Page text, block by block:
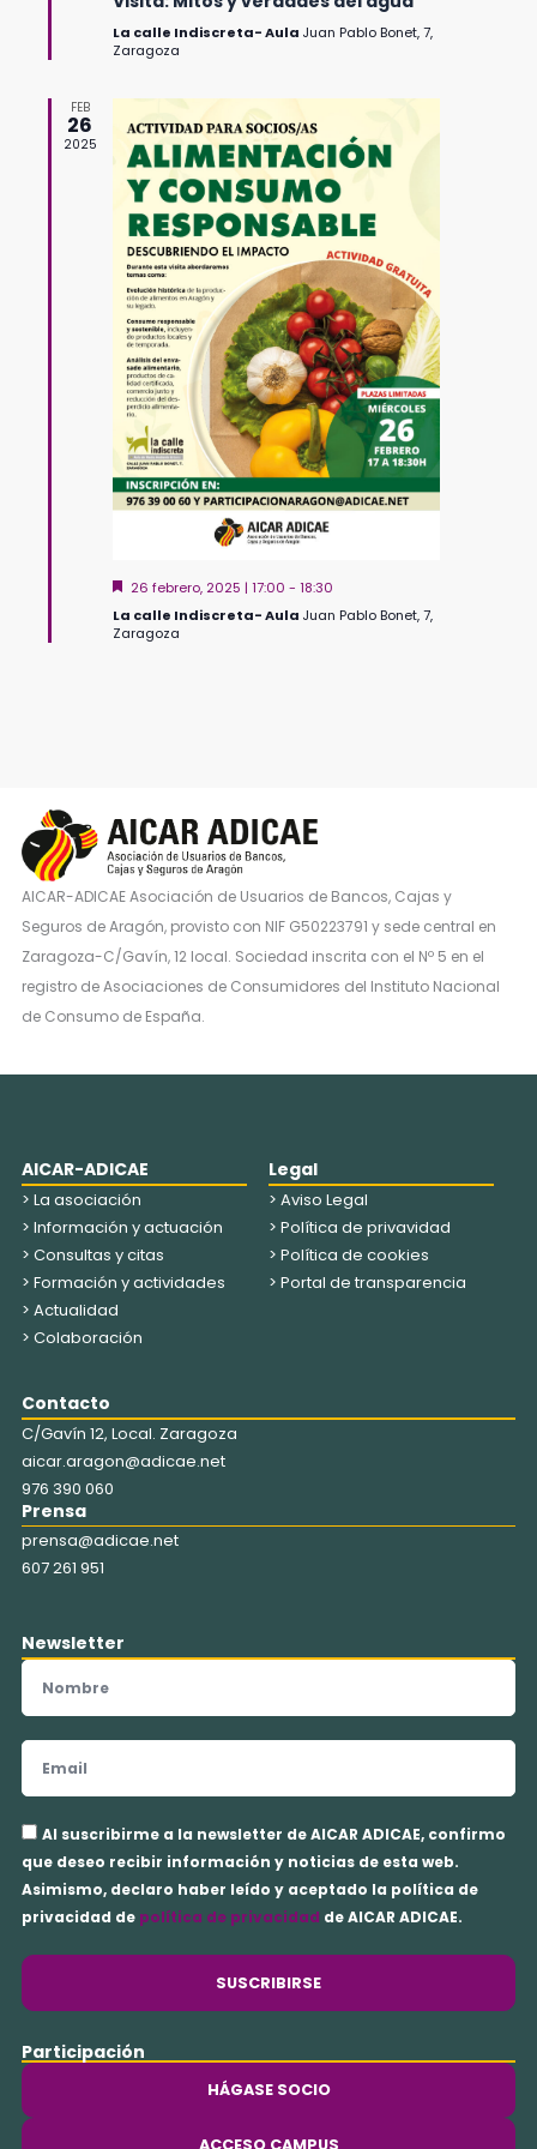
La calle Indiscreta- Aula Juan Pablo Bonet, 7,
Zaragoza
FEB
26
2025
Destacado
26 febrero, 2025 | 17:00 - 18:30
La calle Indiscreta- Aula Juan Pablo Bonet, 7,
Zaragoza
AICAR-ADICAE Asociación de Usuarios de Bancos, Cajas y
Seguros de Aragón, provisto con NIF G50223791 y sede central en
Zaragoza-C/Gavín, 12 local. Sociedad inscrita con el Nº 5 en el
registro de Asociaciones de Consumidores del Instituto Nacional
de Consumo de España.
AICAR-ADICAE
> La asociación
> Información y actuación
> Consultas y citas
> Formación y actividades
> Actualidad
> Colaboración
Legal
> Aviso Legal
> Política de privavidad
> Política de cookies
> Portal de transparencia
Contacto
C/Gavín 12, Local. Zaragoza
aicar.aragon@adicae.net
976 390 060
Prensa
prensa@adicae.net
607 261 951
Newsletter
Nombre
Email
Aceptación
privacidad
Al suscribirme a la newsletter de AICAR ADICAE, confirmo
que deseo recibir información y noticias de esta web.
Asimismo, declaro haber leído y aceptado la política de
privacidad de política de privacidad de AICAR ADICAE.
SUSCRIBIRSE
Participación
HÁGASE SOCIO